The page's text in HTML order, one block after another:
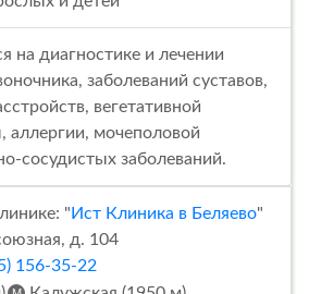
на диагностике и лечении
заболеваний суставов,
вегетативной
аллергии, мочеполовой
сосудистых заболеваний.
" Ист Клиника в Беляево"
д. 104
156-35-22